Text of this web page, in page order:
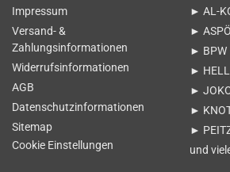
Impressum
Versand- &
Zahlungsinformationen
Widerrufsinformationen
AGB
Datenschutzinformationen
Sitemap
Cookie Einstellungen
► AL-
►
► BPW
►
►
►
►
und